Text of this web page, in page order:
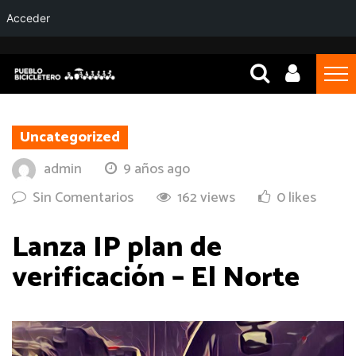
Uncategorized
admin
9 años ago
Sin Comentarios
162 views 0 likes
Lanza IP plan de
verificación – El Norte
Acceder